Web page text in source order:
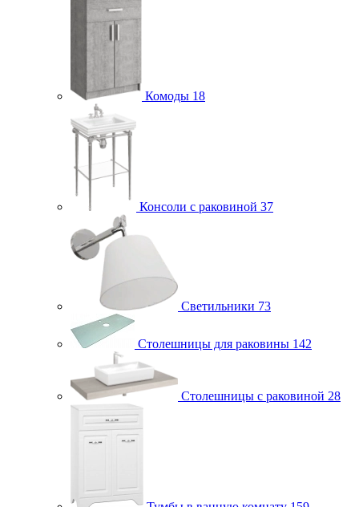
Комоды 18
Консоли с раковиной 37
Светильники 73
Столешницы для раковины 142
Столешницы с раковиной 28